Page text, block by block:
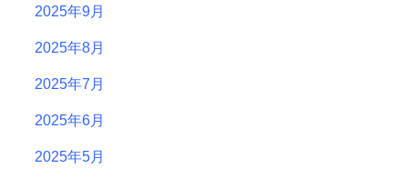
2025年9月
2025年8月
2025年7月
2025年6月
2025年5月